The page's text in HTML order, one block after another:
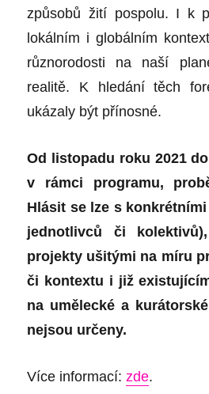
způsobů žití pospolu. I k
lokálním i globálním
různorodosti na naší
realitě. K hledání těch
ukázaly být přínosné.
Od listopadu roku 2021
v rámci programu,
Hlásit se lze s
jednotlivců či
projekty ušitými na míru
či kontextu i již
na umělecké a
nejsou určeny.
Více informací:zde.